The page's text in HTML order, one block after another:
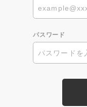
パスワード